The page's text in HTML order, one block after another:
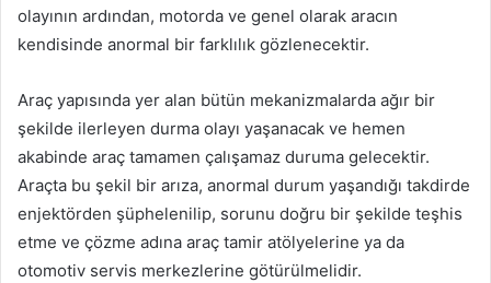
olayının ardından, motorda ve genel olarak aracın
kendisinde anormal bir farklılık gözlenecektir.
Araç yapısında yer alan bütün mekanizmalarda ağır bir
şekilde ilerleyen durma olayı yaşanacak ve hemen
akabinde araç tamamen çalışamaz duruma gelecektir.
Araçta bu şekil bir arıza, anormal durum yaşandığı takdirde
enjektörden şüphelenilip, sorunu doğru bir şekilde teşhis
etme ve çözme adına araç tamir atölyelerine ya da
otomotiv servis merkezlerine götürülmelidir.